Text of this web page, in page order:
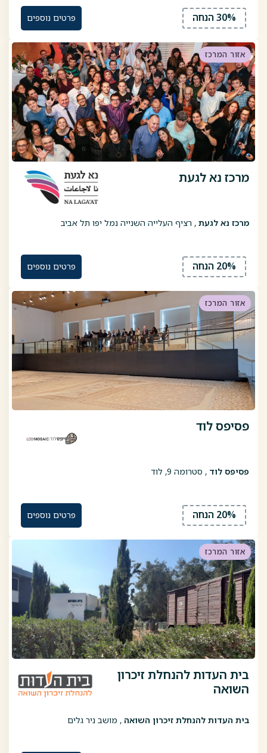
30% הנחה פרטים נוספים
אזור המרכז
מרכז נא לגעת
מרכז נא לגעת , רציף העלייה השנייה נמל יפו תל אביב
20% הנחה פרטים נוספים
אזור המרכז
פסיפס לוד
פסיפס לוד , סטרומה 9, לוד
20% הנחה פרטים נוספים
אזור המרכז
בית העדות להנחלת זיכרון
השואה
בית העדות להנחלת זיכרון השואה , מושב ניר גלים